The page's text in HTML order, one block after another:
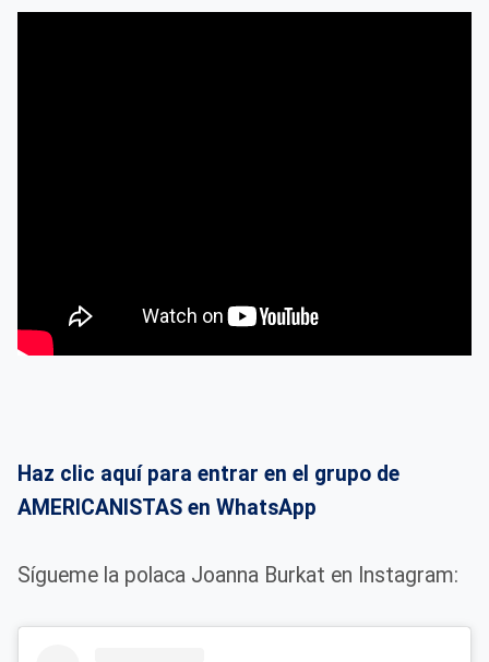
Haz clic aquí para entrar en el grupo de
AMERICANISTAS en WhatsApp
Sígueme la polaca Joanna Burkat en Instagram: